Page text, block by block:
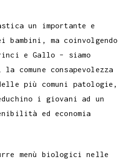
un importante e
bambini, ma coinvolgendo
e Gallo – siamo
consapevolezza
più comuni patologie,
i giovani ad un
ed economia
menù biologici nelle